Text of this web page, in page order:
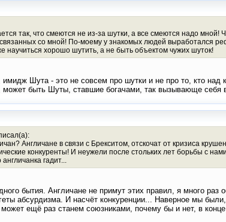
так, что смеются не из-за шутки, а все смеются надо мной!
со мной! По-моему у знакомых людей выработался
хорошо шутить, а не быть объектом чужих шуток!
Шута - это не совсем про шутки и не про то, кто
быть Шуты, ставшие богачами, так вызывающе себя
Англичане в связи с Брекситом, отскочат от кризиса
конкуренты! И неужели после стольких лет борьбы с
гадит...
бытия. Англичане не примут этих правил, я много
абсурдизма. И насчёт конкуренции... Наверное мы
ещё раз станем союзниками, почему бы и нет, в